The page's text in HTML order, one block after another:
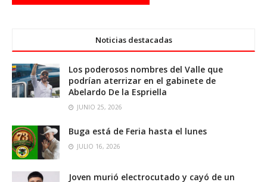
Noticias destacadas
Los poderosos nombres del Valle que
podrían aterrizar en el gabinete de
Abelardo De la Espriella
JUNIO 25, 2026
Buga está de Feria hasta el lunes
JULIO 16, 2026
Joven murió electrocutado y cayó de un